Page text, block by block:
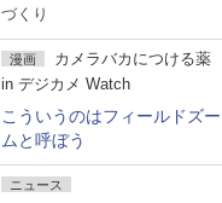
づくり
漫画
カメラバカにつける薬
in デジカメ Watch
こういうのはフィールドズー
ムと呼ぼう
ニュース